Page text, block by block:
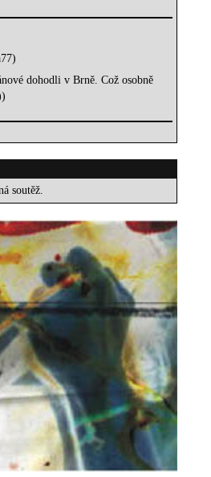
dohodli v Brně. Což osobně
soutěž.